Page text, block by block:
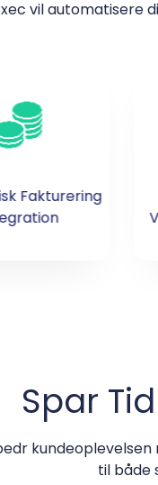
vil automatisere
Fakturering
Spar
til både